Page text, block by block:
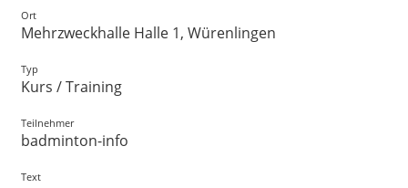
Ort
Mehrzweckhalle Halle 1, Würenlingen
Typ
Kurs / Training
Teilnehmer
badminton-info
Text